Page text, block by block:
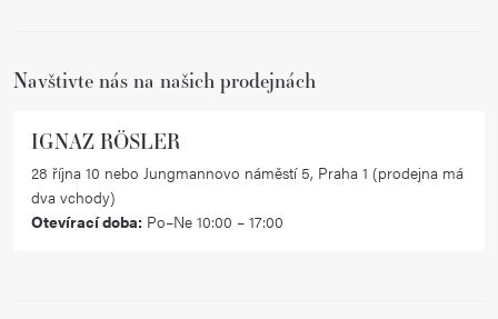
Navštivte nás na našich prodejnách
IGNAZ RÖSLER
28 října 10 nebo Jungmannovo náměstí 5, Praha 1 (prodejna má
dva vchody)
Otevírací doba: Po–Ne 10:00 – 17:00